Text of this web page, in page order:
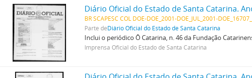
Diário Oficial do Estado de Santa Catarina.
BR SCAPESC COL DOE-DOE_2001-DOE_JUL_2001-
Parte deDiário Oficial do Estado de Santa Catarina
Inclui o periódico Ô Catarina, n. 46 da Fundação
Imprensa Oficial do Estado de Santa Catarina